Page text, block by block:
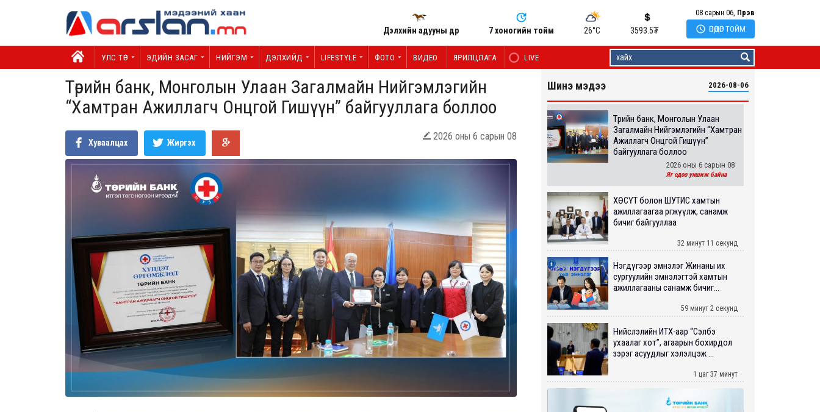
Дэлхийн адууны өдөр 7 хоногийн тойм 26°C 3593.5₮
08 сарын 06, Пүрэв
 ӨНӨӨДӨР ТОЙМ
УЛС ТӨР ЭДИЙН ЗАСАГ НИЙГЭМ ДЭЛХИЙД LIFESTYLE ФОТО ВИДЕО ЯРИЛЦЛАГА LIVE
Төрийн банк, Монголын Улаан Загалмайн Нийгэмлэгийн
“Хамтран Ажиллагч Онцгой Гишүүн” байгууллага боллоо
Хуваалцах Жиргэх
 2026 оны 6 сарын 08
Шинэ мэдээ 2026-08-06
Төрийн банк, Монголын Улаан
Загалмайн Нийгэмлэгийн “Хамтран
Ажиллагч Онцгой Гишүүн”
байгууллага боллоо
2026 оны 6 сарын 08
Яг одоо уншиж байна
ХӨСҮТ болон ШУТИС хамтын
ажиллагаагаа өргөжүүлж, санамж
бичиг байгууллаа
32 минут 11 секунд
Нэгдүгээр эмнэлэг Жинаны их
сургуулийн эмнэлэгтэй хамтын
ажиллагааны санамж бичиг...
59 минут 2 секунд
Нийслэлийн ИТХ-аар “Сэлбэ
ухаалаг хот”, агаарын бохирдол
зэрэг асуудлыг хэлэлцэж ...
1 цаг 37 минут